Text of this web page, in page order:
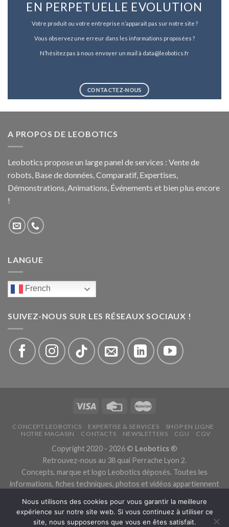
EN PERPETUELLE EVOLUTION
Votre produit ou votre entreprise n’apparait pas sur notre site ?
Vous observez une erreur dans les informations proposées ?
N’hésitez pas à nous envoyer un mail à data@leobotics.fr
CONTACTEZ-NOUS
A PROPOS DE LEOBOTICS
Leobotics propose un large panel de services : Vente de
robots, Base de données, Comparatif, Expertises,
Démonstrations, Animations, Événements et bien plus encore
!
LANGUE
French
SUIVEZ-NOUS SUR LES RÉSEAUX SOCIAUX !
CONCEPT LEOBOTICS EXPERTISE & SERVICES
SHOP EN LIGNE
NOTRE MAGASIN
CONTACTS NEWSLETTERS CGU CGV
Copyright 2020 - 2026 © Leobotics ®
Retrouvez-nous au 38 quai Perrache Lyon 2.
Concepts, marque et logo Leobotics déposés. Toutes les
informations, fiches techniques, photos et vidéos appartiennent
Les traductions sont automatiques, veuillez nous excuser pour
les traductions erronées.
Nous utilisons des cookies pour vous garantir la meilleure
expérience sur notre site web. Si vous continuez à utiliser ce
site, nous supposerons que vous en êtes satisfait.